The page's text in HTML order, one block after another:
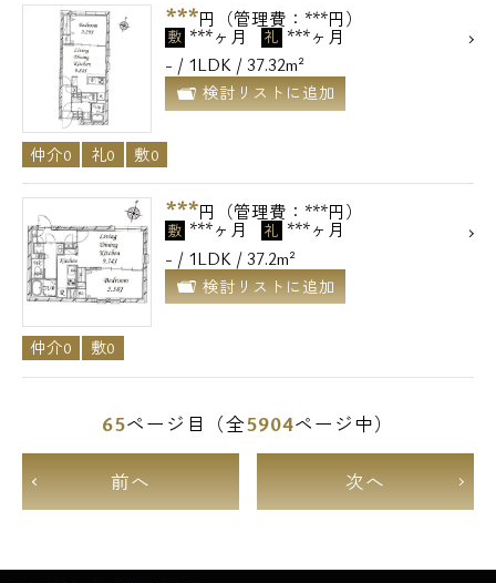
***円（管理費：***円）
敷 ***ヶ月 礼 ***ヶ月
- / 1LDK / 37.32m²
検討リストに追加
仲介0 礼0 敷0
***円（管理費：***円）
敷 ***ヶ月 礼 ***ヶ月
- / 1LDK / 37.2m²
検討リストに追加
仲介0 敷0
65ページ目（全5904ページ中）
前へ 次へ